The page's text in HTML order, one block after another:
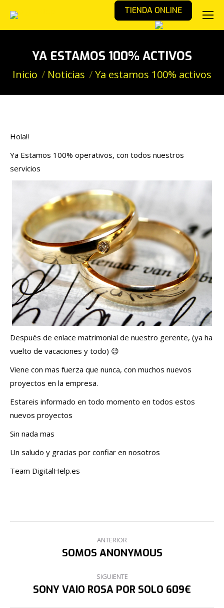
TIENDA ONLINE
YA ESTAMOS 100% ACTIVOS
Estás aquí:
Inicio Noticias Ya estamos 100% activos
Hola!!
Ya Estamos 100% operativos, con todos nuestros
servicios
Después de enlace matrimonial de nuestro gerente, (ya ha
vuelto de vacaciones y todo) 😉
Viene con mas fuerza que nunca, con muchos nuevos
proyectos en la empresa.
Estareis informado en todo momento en todos estos
nuevos proyectos
Sin nada mas
Un saludo y gracias por confiar en nosotros
Team DigitalHelp.es
NAVEGACIÓN
PUBLICACIONES
ANTERIOR
Publicación
SOMOS ANONYMOUS
SIGUIENTE
Publicación
SONY VAIO ROSA POR SOLO 609€